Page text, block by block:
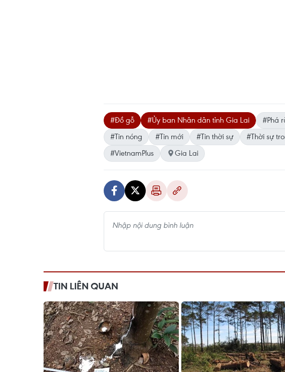
#Đồ gỗ #Ủy ban Nhân dân tỉnh Gia Lai #Phá
#Tin nóng
#Tin mới #Tin thời sự #Thời sự
#VietnamPlus
Gia Lai
TIN LIÊN QUAN